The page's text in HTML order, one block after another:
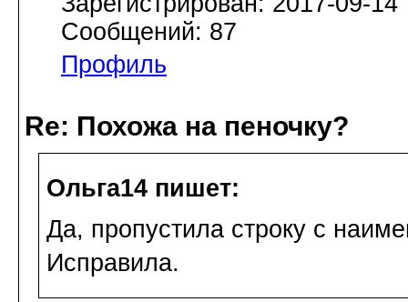
Сообщений: 87
Профиль
Re: Похожа на пеночку?
Ольга14 пишет:
Да, пропустила строку с
Исправила.